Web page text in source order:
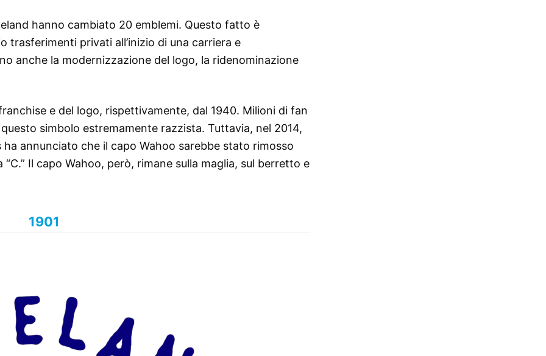
hanno cambiato 20 emblemi. Questo fatto è
trasferimenti privati ​​all’inizio di una carriera e
anche la modernizzazione del logo, la ridenominazione
e del logo, rispettivamente, dal 1940. Milioni di fan
simbolo estremamente razzista. Tuttavia, nel 2014,
ha annunciato che il capo Wahoo sarebbe stato rimosso
Il capo Wahoo, però, rimane sulla maglia, sul berretto e
1901